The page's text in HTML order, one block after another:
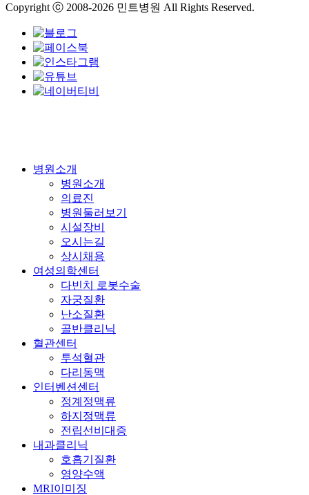
Copyright ⓒ 2008-2026 민트병원 All Rights Reserved.
Close
병원소개
병원소개
의료진
병원둘러보기
시설장비
오시는길
상시채용
여성의학센터
다빈치 로봇수술
자궁질환
난소질환
골반클리닉
혈관센터
투석혈관
다리동맥
인터벤션센터
정계정맥류
하지정맥류
전립선비대증
내과클리닉
호흡기질환
영양수액
MRI이미징